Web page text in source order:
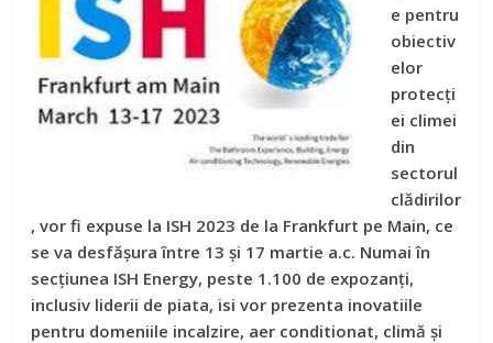
e pentru
obiectiv
elor
protecți
ei climei
din
sectorul
clădirilor
, vor fi expuse la ISH 2023 de la Frankfurt pe Main, ce
se va desfășura între 13 și 17 martie a.c. Numai în
secțiunea ISH Energy, peste 1.100 de expozanți,
inclusiv liderii de piata, isi vor prezenta inovatiile
pentru domeniile incalzire, aer conditionat, climă și